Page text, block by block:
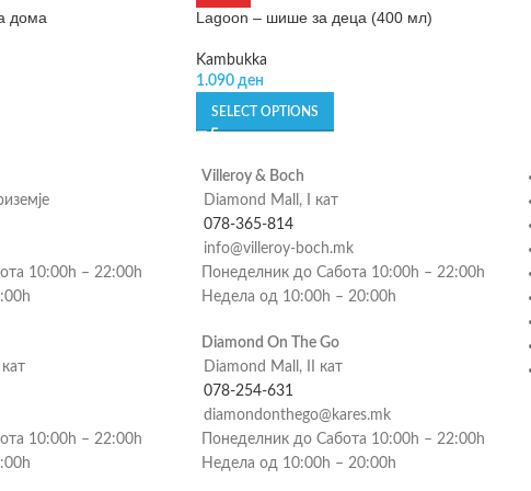
дома Lagoon – шише за деца (400 мл)
Kambukka
1.090 ден
SELECT OPTIONS
10:00h – 22:00h
10:00h – 22:00h
Villeroy & Boch
Diamond Mall, I кат
078-365-814
info@villeroy-boch.mk
Понеделник до Сабота 10:00h – 22:00h
Недела од 10:00h – 20:00h
Diamond On The Go
Diamond Mall, II кат
078-254-631
diamondonthego@kares.mk
Понеделник до Сабота 10:00h – 22:00h
Недела од 10:00h – 20:00h